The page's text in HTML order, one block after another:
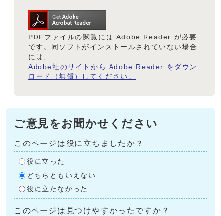
PDFファイルの閲覧には Adobe Reader が必要
です。同ソフトがインストールされていない場合
には、
Adobe社のサイトから Adobe Reader をダウン
ロード（無償）してください。
ご意見をお聞かせください
このページは役に立ちましたか？
役に立った
どちらともいえない
役に立たなかった
このページは見つけやすかったですか？